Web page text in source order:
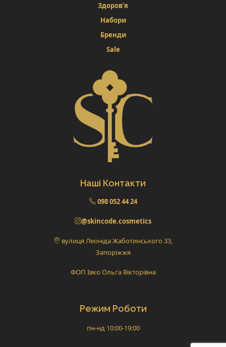
Здоров’я
Набори
Бренди
Sale
Наші Контакти
098 052 44 24
@skincode.cosmetics
вулиця Леоніда Жаботинського 33,
Запоріжжя
ФОП Івко Ольга Вікторівна
Режим Роботи
пн-нд 10:00-19:00